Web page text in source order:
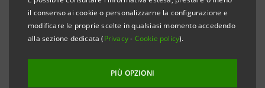
il consenso ai cookie o personalizzarne la configurazione e
modificare le proprie scelte in qualsiasi momento accedendo
alla sezione dedicata (Privacy- Cookie policy).
PIÙ OPZIONI
dall’attivazione del servizio grazie al quale i clienti
Intesa Sanpaolo - in possesso di carte di debito del
circuito Maestro, MasterCard, Visa o Visa Electron -
possono prelevare denaro contante, fino a 150 euro